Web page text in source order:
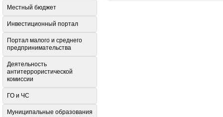
Местный бюджет
Инвестиционный портал
Портал малого и среднего
предпринимательства
Деятельность
антитеррористической
комиссии
ГО и ЧС
Муниципальные образования